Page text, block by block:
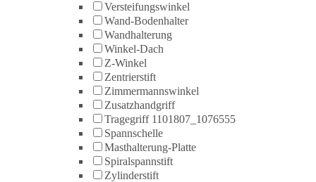
Versteifungswinkel
Wand-Bodenhalter
Wandhalterung
Winkel-Dach
Z-Winkel
Zentrierstift
Zimmermannswinkel
Zusatzhandgriff
Tragegriff 1101807_1076555
Spannschelle
Masthalterung-Platte
Spiralspannstift
Zylinderstift